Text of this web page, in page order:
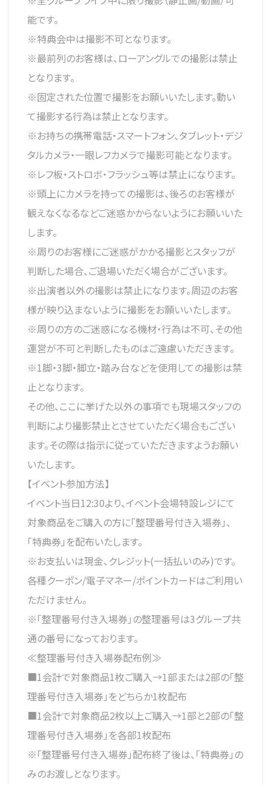
能です。
※特典会中は撮影不可となります。
※最前列のお客様は、ローアングルでの撮影は禁止
となります。
※固定された位置で撮影をお願いいたします。動い
て撮影する行為は禁止となります。
※お持ちの携帯電話・スマートフォン、タブレット・デジ
タルカメラ・一眼レフカメラで撮影可能となります。
※レフ板・ストロボ・フラッシュ等は禁止になります。
※頭上にカメラを持っての撮影は、後ろのお客様が
観えなくなるなどご迷惑かからないようにお願いいた
します。
※周りのお客様にご迷惑がかかる撮影とスタッフが
判断した場合、ご退場いただく場合がございます。
※出演者以外の撮影は禁止になります。周辺のお客
様が映り込まないように撮影をお願いいたします。
※周りの方のご迷惑になる機材・行為は不可、その他
運営が不可と判断したものはご遠慮いただきます。
※1脚・3脚・脚立・踏み台などを使用しての撮影は禁
止となります。
その他、ここに挙げた以外の事項でも現場スタッフの
判断により撮影禁止とさせていただく場合もござい
ます。その際は指示に従っていただきますようお願い
いたします。
【イベント参加方法】
イベント当日12:30より、イベント会場特設レジにて
対象商品をご購入の方に「整理番号付き入場券」、
「特典券」を配布いたします。
※お支払いは現金、クレジット(一括払いのみ)です。
各種クーポン/電子マネー/ポイントカードはご利用い
ただけません。
※「整理番号付き入場券」の整理番号は3グループ共
通の番号になっております。
≪整理番号付き入場券配布例≫
■1会計で対象商品1枚ご購入→1部または2部の「整
理番号付き入場券」をどちらか1枚配布
■1会計で対象商品2枚以上ご購入→1部と2部の「整
理番号付き入場券」を各部1枚配布
※「整理番号付き入場券」配布終了後は、「特典券」の
みのお渡しとなります。